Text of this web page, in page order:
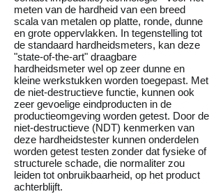
meten van de hardheid van een breed
scala van metalen op platte, ronde, dunne
en grote oppervlakken. In tegenstelling tot
de standaard hardheidsmeters, kan deze
"state-of-the-art" draagbare
hardheidsmeter wel op zeer dunne en
kleine werkstukken worden toegepast. Met
de niet-destructieve functie, kunnen ook
zeer gevoelige eindproducten in de
productieomgeving worden getest. Door de
niet-destructieve (NDT) kenmerken van
deze hardheidstester kunnen onderdelen
worden getest testen zonder dat fysieke of
structurele schade, die normaliter zou
leiden tot onbruikbaarheid, op het product
achterblijft.